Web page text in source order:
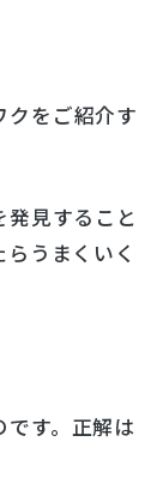
クをご紹介す
見すること
うまくいく
す。正解は